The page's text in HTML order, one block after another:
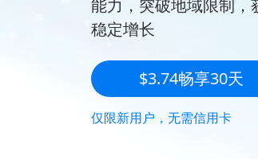
能力，突破地域限制
稳定增长
$3.74畅享30天
仅限新用户，无需信用卡